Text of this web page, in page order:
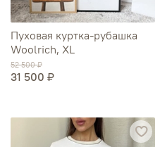
Пуховая куртка-рубашка
Woolrich, XL
52 500 ₽
31 500 ₽